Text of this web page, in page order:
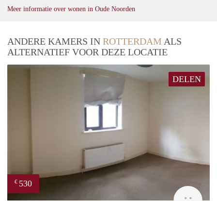
Meer informatie over wonen in Oude Noorden
ANDERE KAMERS IN ROTTERDAM ALS
ALTERNATIEF VOOR DEZE LOCATIE
DELEN
€ 530